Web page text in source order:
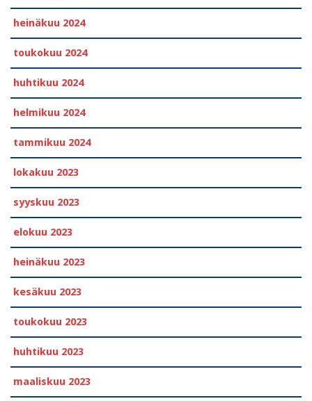
heinäkuu 2024
toukokuu 2024
huhtikuu 2024
helmikuu 2024
tammikuu 2024
lokakuu 2023
syyskuu 2023
elokuu 2023
heinäkuu 2023
kesäkuu 2023
toukokuu 2023
huhtikuu 2023
maaliskuu 2023